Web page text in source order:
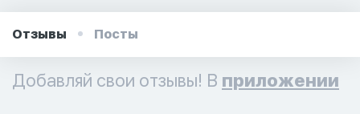
Отзывы Посты
Добавляй свои отзывы! В приложении